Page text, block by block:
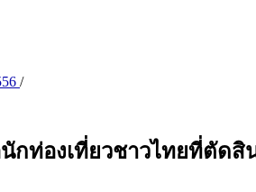
/
ท่องเที่ยวชาวไทยที่ตัดสิ